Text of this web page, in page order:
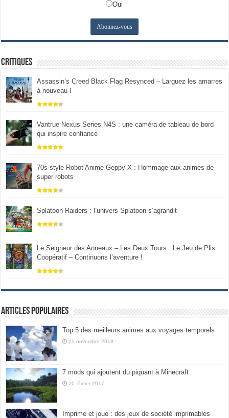
Oui
Critiques
Assassin’s Creed Black Flag Resynced – Larguez les amarres
à nouveau !
Vantrue Nexus Series N4S : une caméra de tableau de bord
qui inspire confiance
70s-style Robot Anime Geppy-X : Hommage aux animes de
super robots
Splatoon Raiders : l’univers Splatoon s’agrandit
Le Seigneur des Anneaux – Les Deux Tours : Le Jeu de Plis
Coopératif – Continuons l’aventure !
Articles populaires
Top 5 des meilleurs animes aux voyages temporels
21 novembre 2018
7 mods qui ajoutent du piquant à Minecraft
20 février 2017
Imprime et joue : des jeux de société imprimables